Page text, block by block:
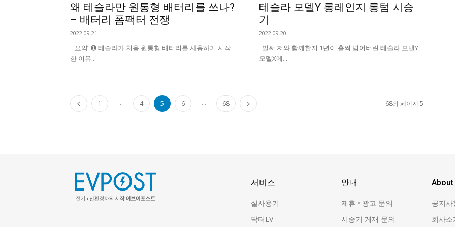
왜 테슬라만 원통형 배터리를 쓰나?
– 배터리 폼팩터 전쟁
2022.09.21
요약 ➊ 테슬라가 처음 원통형 배터리를 사용하기 시작
한 이유...
테슬라 모델Y 롱레인지 롱텀 시승
기
2022.09.20
벌써 저와 함께한지 1년이 훌쩍 넘어버린 테슬라 모델Y
모델X에...
1 ... 4 5 6 ... 68 68의 페이지 5
서비스
실사용기
닥터EV
안내
제휴 • 광고 문의
시승기 게재 문의
About
공지사
회사소